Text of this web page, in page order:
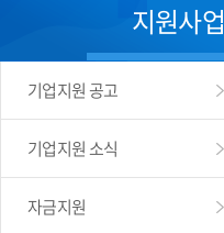
지원사업
기업지원 공고
기업지원 소식
자금지원